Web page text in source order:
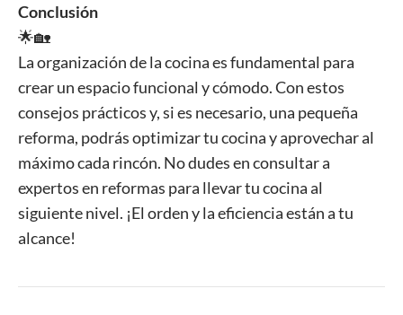
Conclusión
🌟🏡
La organización de la cocina es fundamental para
crear un espacio funcional y cómodo. Con estos
consejos prácticos y, si es necesario, una pequeña
reforma, podrás optimizar tu cocina y aprovechar al
máximo cada rincón. No dudes en consultar a
expertos en reformas para llevar tu cocina al
siguiente nivel. ¡El orden y la eficiencia están a tu
alcance!